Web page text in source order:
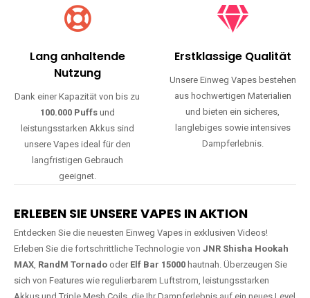
Lang anhaltende
Nutzung
Dank einer Kapazität von bis zu
100.000 Puffsund
leistungsstarken Akkus sind
unsere Vapes ideal für den
langfristigen Gebrauch
geeignet.
Erstklassige Qualität
Unsere Einweg Vapes bestehen
aus hochwertigen Materialien
und bieten ein sicheres,
langlebiges sowie intensives
Dampferlebnis.
ERLEBEN SIE UNSERE VAPES IN AKTION
Entdecken Sie die neuesten Einweg Vapes in exklusiven Videos!
Erleben Sie die fortschrittliche Technologie von JNR Shisha Hookah
MAX, RandM Tornado oder Elf Bar 15000 hautnah. Überzeugen Sie
sich von Features wie regulierbarem Luftstrom, leistungsstarken